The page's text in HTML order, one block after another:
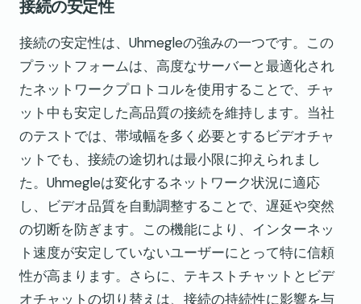
接続の安定性
接続の安定性は、Uhmegleの強みの一つです。この
プラットフォームは、高度なサーバーと最適化され
たネットワークプロトコルを使用することで、チャ
ット中も安定した高品質の接続を維持します。当社
のテストでは、帯域幅を多く必要とするビデオチャ
ットでも、接続の途切れは最小限に抑えられまし
た。Uhmegleは変化するネットワーク状況に適応
し、ビデオ品質を自動調整することで、遅延や突然
の切断を防ぎます。この機能により、インターネッ
ト速度が安定していないユーザーにとって特に信頼
性が高まります。さらに、テキストチャットとビデ
オチャットの切り替えは、接続の持続性に影響を与